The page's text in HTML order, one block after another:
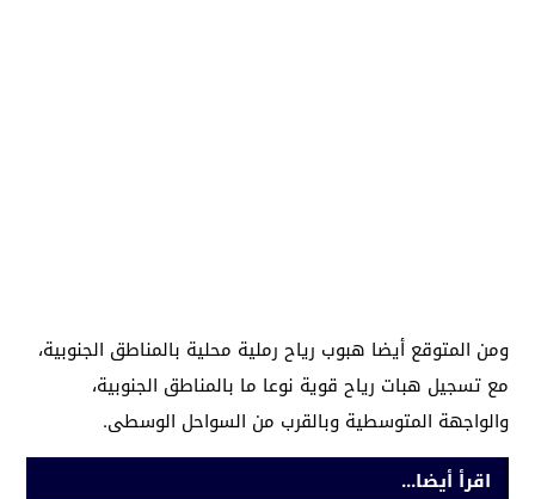
ومن المتوقع أيضا هبوب رياح رملية محلية بالمناطق الجنوبية،
مع تسجيل هبات رياح قوية نوعا ما بالمناطق الجنوبية،
والواجهة المتوسطية وبالقرب من السواحل الوسطى.
اقرأ أيضا...